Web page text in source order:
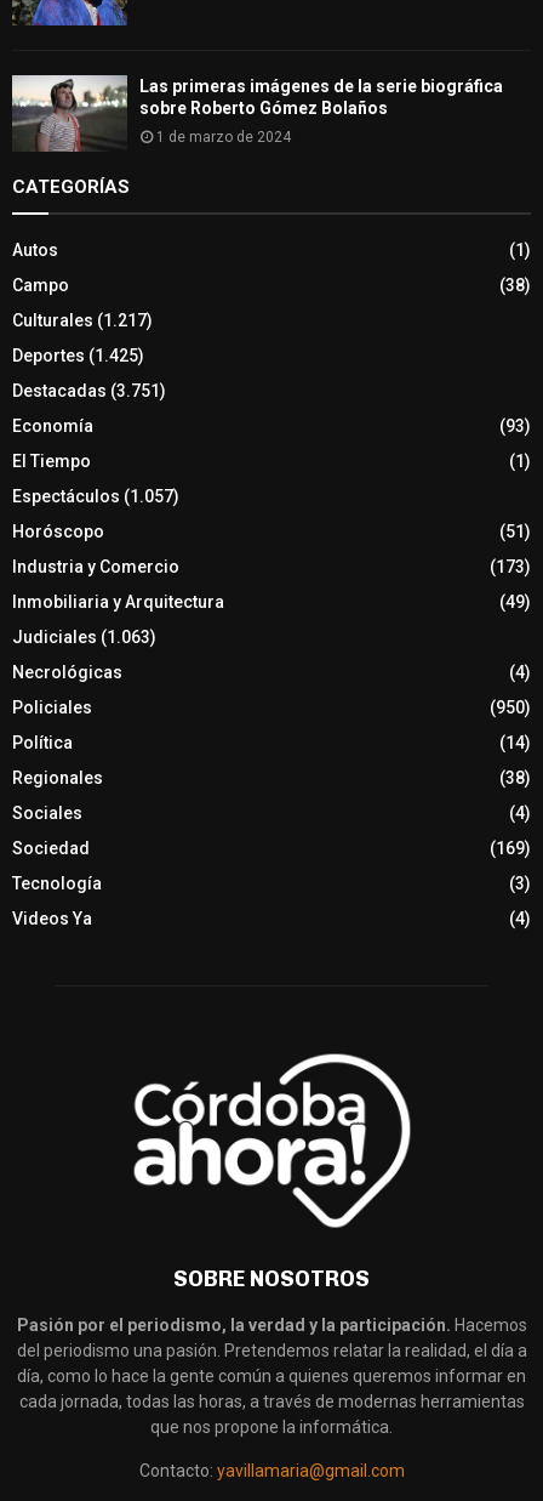
Las primeras imágenes de la serie biográfica
sobre Roberto Gómez Bolaños
1 de marzo de 2024
CATEGORÍAS
Autos
(1)
Campo
(38)
Culturales (1.217)
Deportes (1.425)
Destacadas (3.751)
Economía
(93)
El Tiempo
(1)
Espectáculos (1.057)
Horóscopo
(51)
Industria y Comercio
(173)
Inmobiliaria y Arquitectura
(49)
Judiciales (1.063)
Necrológicas
(4)
Policiales
(950)
Política
(14)
Regionales
(38)
Sociales
(4)
Sociedad
(169)
Tecnología
(3)
Videos Ya
(4)
SOBRE NOSOTROS
Pasión por el periodismo, la verdad y la participación. Hacemos
del periodismo una pasión. Pretendemos relatar la realidad, el día a
día, como lo hace la gente común a quienes queremos informar en
cada jornada, todas las horas, a través de modernas herramientas
que nos propone la informática.
Contacto: yavillamaria@gmail.com